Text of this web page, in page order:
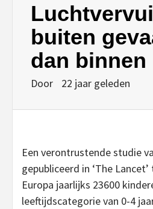
buiten
dan binnen
Door 22 jaar geleden
Een verontrustende studie
gepubliceerd in ‘The
Europa jaarlijks 23600
leeftijdscategorie van 0-4